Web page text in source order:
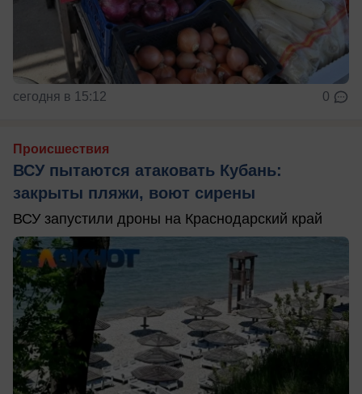
сегодня в 15:12 0
Происшествия
ВСУ пытаются атаковать Кубань:
закрыты пляжи, воют сирены
ВСУ запустили дроны на Краснодарский край